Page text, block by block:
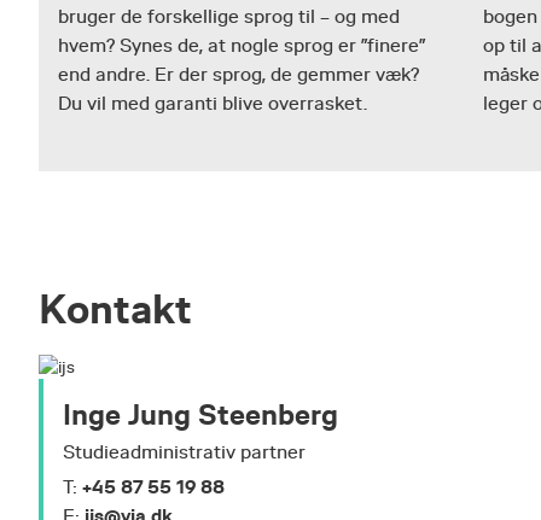
bruger de forskellige sprog til – og med
hvem? Synes de, at nogle sprog er ”finere”
end andre. Er der sprog, de gemmer væk?
Du vil med garanti blive overrasket.
op til
leger
Kontakt
Inge Jung Steenberg
Studieadministrativ partner
T: +45 87 55 19 88